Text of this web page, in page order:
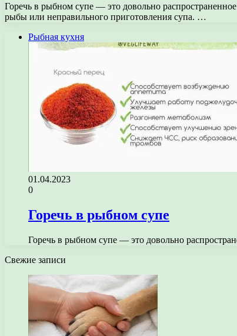
Горечь в рыбном супе — это довольно
рыбы или неправильного приготовления супа. …
Рыбная кухня
01.04.2023
0
Горечь в рыбном супе
Горечь в рыбном супе — это довольно
Свежие записи